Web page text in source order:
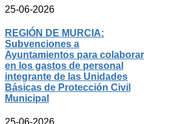
25-06-2026
REGIÓN DE MURCIA:
Subvenciones a
Ayuntamientos para colaborar
en los gastos de personal
integrante de las Unidades
Básicas de Protección Civil
Municipal
25-06-2026